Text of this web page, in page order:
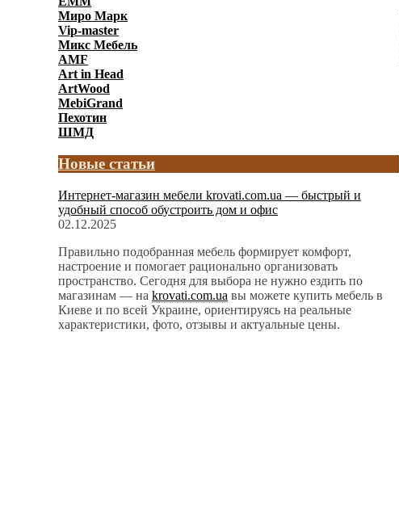
Миро Марк
Vip-master
Микс Мебель
AMF
Art in Head
ArtWood
MebiGrand
Пехотин
ШМД
Новые статьи
Интернет-магазин мебели krovati.com.ua — быстрый и
удобный способ обустроить дом и офис
02.12.2025
Правильно подобранная мебель формирует комфорт,
настроение и помогает рационально организовать
пространство. Сегодня для выбора не нужно ездить по
магазинам — на krovati.com.ua вы можете купить мебель в
Киеве и по всей Украине, ориентируясь на реальные
характеристики, фото, отзывы и актуальные цены.